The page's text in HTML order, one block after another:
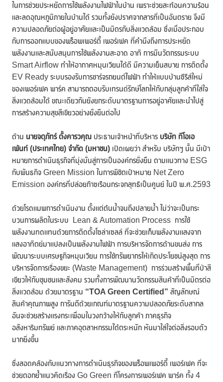
ในการช่วยประหยัดการใช้พลังงานไฟฟ้าในบ้าน เพราะช่วยสะท้อนความร้อน
และลดอุณหภูมิภายในบ้านได้ รวมทั้งยังปราศจากสารที่เป็นอันตราย จึงมี
ความปลอดภัยต่อผู้อยู่อาศัยและเป็นมิตรกับสิ่งแวดล้อม ซึ่งเมื่อประกอบ
กับการออกแบบของพร็อพเพอร์ตี้ เพอร์เฟค ที่คำนึงถึงการประหยัด
พลังงานและสนับสนุนการใช้พลังงานสะอาด อาทิ การมีนวัตกรรมระบบ
Smart Airflow ทำให้อากาศหมุนเวียนได้ดี มีความเย็นสบาย การติดตั้ง
EV Ready ระบบรองรับการชาร์จรถยนต์ไฟฟ้า ทำให้แบบบ้านซีรีส์ใหม่
ของเพอร์เฟค พาร์ค สามารถตอบรับเทรนด์รักษ์โลกให้กับกลุ่มลูกค้าที่ใส่ใจ
สิ่งแวดล้อมได้ ขณะเดียวกันยังยกระดับมาตรฐานการอยู่อาศัยและนำไปสู่
การสร้างความสุขสีเขียวอย่างยั่งยืนต่อไป
ด้าน นายจตุภัทร์ ตั้งคารวคุณ ประธานเจ้าหน้าที่บริหาร บริษัท ทีโอเอ
เพ้นท์ (ประเทศไทย) จำกัด (มหาชน) เปิดเผยว่า สำหรับ บริษัทฯ นั้น มีเป้า
หมายการดำเนินธุรกิจที่มุ่งมั่นสู่การเป็นองค์กรยั่งยืน ตามแนวทาง ESG
กับพันธกิจ Green Mission ในการพิชิตเป้าหมาย Net Zero
Emission องค์กรที่ปล่อยก๊าซเรือนกระจกสุทธิเป็นศูนย์ ในปี พ.ศ.2593
ด้วยโรดแมพการดำเนินงาน ตั้งแต่ต้นน้ำจนถึงปลายน้ำ ไม่ว่าจะเป็นกระ
บวนการผลิตในระบบ Lean & Automation Process การใช้
พลังงานทดแทนด้วยการติดตั้งโซล่าเซลล์ ที่จะช่วยเก็บพลังงานแสงจาก
แสงอาทิตย์มาแปลงเป็นพลังงานไฟฟ้า การบริหารจัดการด้านขนส่ง การ
พัฒนาระบบเศรษฐกิจหมุนเวียน การใช้ทรัพยากรให้เกิดประโยชน์สูงสุด การ
บริหารจัดการเรื่องขยะ (Waste Management) การร่วมสร้างพื้นที่ป่าสี
เขียวให้กับชุมชนและสังคม รวมทั้งการพัฒนานวัตกรรมสินค้าที่เป็นมิตรต่อ
สิ่งแวดล้อม ด้วยมาตรฐาน “TOA Green Certified” สัญลักษณ์
สินค้าคุณภาพสูง การันตีด้วยเกณฑ์มาตรฐานความปลอดภัยระดับสากล
อันจะช่วยสร้างแรงกระเพื่อมในวงกว้างให้กับลูกค้า ภาคธุรกิจ
อสังหาริมทรัพย์ และภาคอุตสาหกรรมได้ตระหนัก หันมาใส่ใจต่อสิ่งรอบตัว
มากยิ่งขึ้น
ซึ่งสอดคล้องกับแนวทางการดำเนินธุรกิจของพร็อพเพอร์ตี้ เพอร์เฟค ที่จะ
ช่วยตอกย้ำแนวคิดเรื่อง Go Green ที่โครงการเพอร์เฟค พาร์ค ทั้ง 4